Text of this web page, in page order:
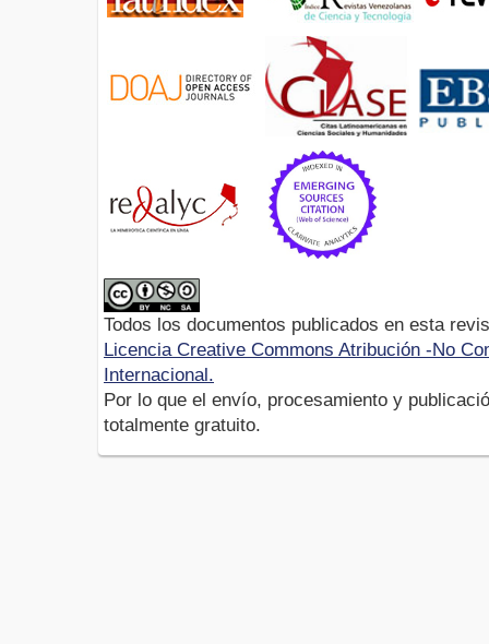
Todos los documentos publicados en esta
Licencia Creative Commons Atribución -No
Internacional.
Por lo que el envío, procesamiento y
totalmente gratuito.